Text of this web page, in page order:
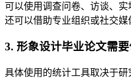
可以使用调查问卷、访谈、实
还可以借助专业组织或社交媒
3. 形象设计毕业论文需要
具体使用的统计工具取决于